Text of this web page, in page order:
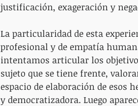
justificación, exageración y
La particularidad de esta
profesional y de empatía
intentamos articular los
sujeto que se tiene frente,
espacio de elaboración de esos
y democratizadora. Luego